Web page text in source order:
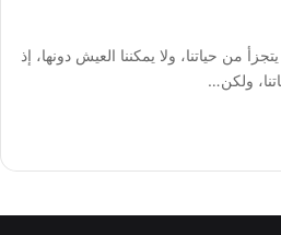
من حياتنا، ولا يمكننا العيش دونها، إذ
ولكن…